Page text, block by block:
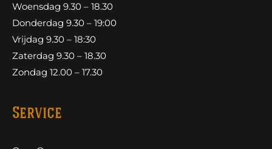
Woensdag 9.30 – 18.30
Donderdag 9.30 – 19:00
Vrijdag 9.30 – 18:30
Zaterdag 9.30 – 18.30
Zondag 12.00 – 17.30
Service